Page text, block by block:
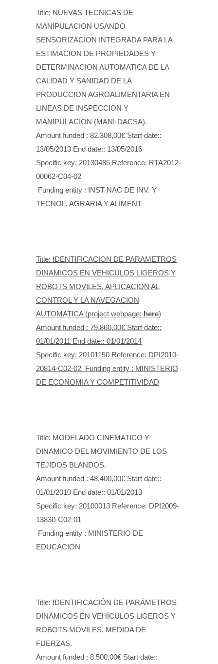
Title: NUEVAS TECNICAS DE
MANIPULACION USANDO
SENSORIZACION INTEGRADA PARA LA
ESTIMACION DE PROPIEDADES Y
DETERMINACION AUTOMATICA DE LA
CALIDAD Y SANIDAD DE LA
PRODUCCION AGROALIMENTARIA EN
LINEAS DE INSPECCION Y
MANIPULACION (MANI-DACSA).
Amount funded : 82.308,00€ Start date::
13/05/2013 End date:: 13/05/2016
Specific key: 20130485 Reference: RTA2012-
00062-C04-02
Funding entity : INST NAC DE INV. Y
TECNOL. AGRARIA Y ALIMENT
Title: IDENTIFICACION DE PARAMETROS
DINAMICOS EN VEHICULOS LIGEROS Y
ROBOTS MOVILES. APLICACION AL
CONTROL Y LA NAVEGACION
AUTOMATICA (project webpage: here)
Amount funded : 79.860,00€ Start date::
01/01/2011 End date:: 01/01/2014
Specific key: 20101150 Reference: DPI2010-
20814-C02-02 Funding entity : MINISTERIO
DE ECONOMIA Y COMPETITIVIDAD
Title: MODELADO CINEMATICO Y
DINAMICO DEL MOVIMIENTO DE LOS
TEJIDOS BLANDOS.
Amount funded : 48.400,00€ Start date::
01/01/2010 End date:: 01/01/2013
Specific key: 20100013 Reference: DPI2009-
13830-C02-01
Funding entity : MINISTERIO DE
EDUCACION
Title: IDENTIFICACIÓN DE PARÁMETROS
DINÁMICOS EN VEHÍCULOS LIGEROS Y
ROBOTS MÓVILES. MEDIDA DE
FUERZAS.
Amount funded : 8.500,00€ Start date::